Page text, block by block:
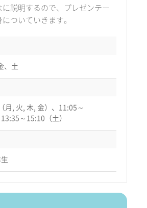
に説明するので、プレゼンテー
ついていきます。
、土
月, 火, 木, 金）、11:05～
～15:10（土）